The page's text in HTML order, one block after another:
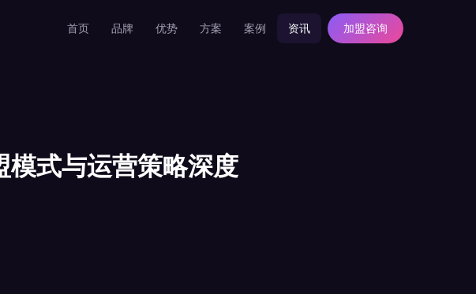
首页 品牌 优势 方案 案例 资讯 加盟咨询
式与运营策略深度